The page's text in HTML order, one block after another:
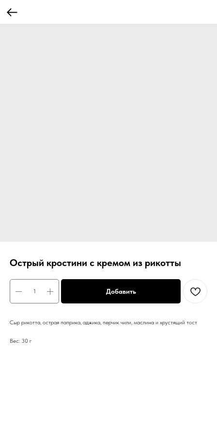
Острый кростини с кремом из рикотты
Добавить
Сыр рикотта, острая паприка, аджика, перчик чили, маслина и хрустящий тост
Вес: 30 г